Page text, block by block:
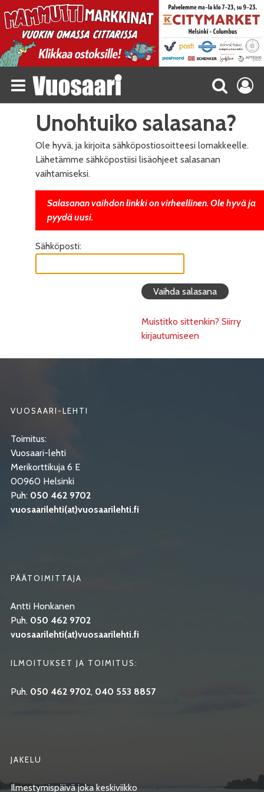
Unohtuiko salasana?
Ole hyvä, ja kirjoita sähköpostiosoitteesi lomakkeelle.
Lähetämme sähköpostiisi lisäohjeet salasanan
vaihtamiseksi.
Salasanan vaihdon linkki on virheellinen. Ole hyvä ja
pyydä uusi.
Sähköposti:
Muistitko sittenkin? Siirry
kirjautumiseen
VUOSAARI-LEHTI
Toimitus:
Vuosaari-lehti
Merikorttikuja 6 E
00960 Helsinki
Puh: 050 462 9702
vuosaarilehti(at)vuosaarilehti.fi
PÄÄTOIMITTAJA
Antti Honkanen
Puh. 050 462 9702
vuosaarilehti(at)vuosaarilehti.fi
ILMOITUKSET JA TOIMITUS:
Puh. 050 462 9702, 040 553 8857
JAKELU
Ilmestymispäivä joka keskiviikko